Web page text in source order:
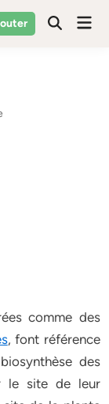
comme des
, font référence
des
le site de leur